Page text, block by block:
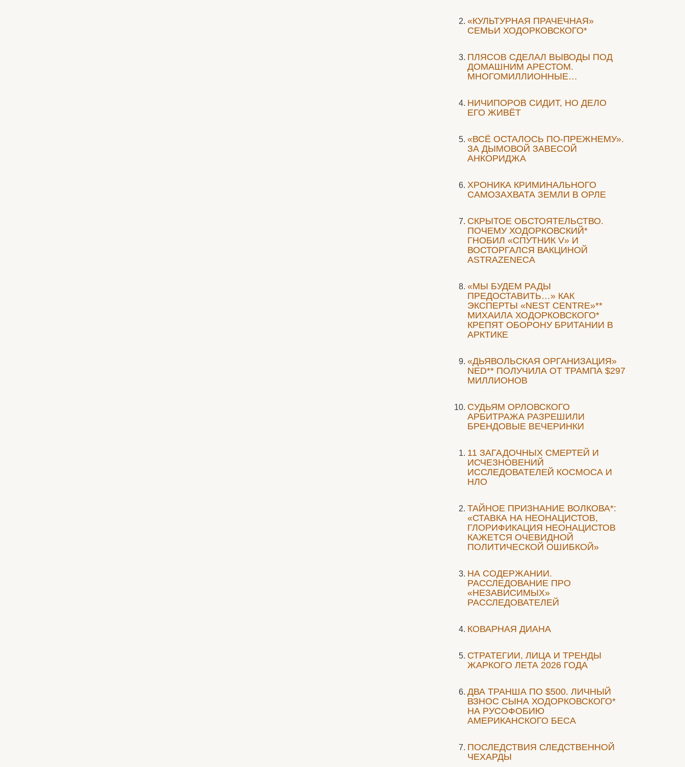
«КУЛЬТУРНАЯ ПРАЧЕЧНАЯ»
СЕМЬИ ХОДОРКОВСКОГО*
ПЛЯСОВ СДЕЛАЛ ВЫВОДЫ ПОД
ДОМАШНИМ АРЕСТОМ.
МНОГОМИЛЛИОННЫЕ…
НИЧИПОРОВ СИДИТ, НО ДЕЛО
ЕГО ЖИВЁТ
«ВСЁ ОСТАЛОСЬ ПО-ПРЕЖНЕМУ».
ЗА ДЫМОВОЙ ЗАВЕСОЙ
АНКОРИДЖА
ХРОНИКА КРИМИНАЛЬНОГО
САМОЗАХВАТА ЗЕМЛИ В ОРЛЕ
СКРЫТОЕ ОБСТОЯТЕЛЬСТВО.
ПОЧЕМУ ХОДОРКОВСКИЙ*
ГНОБИЛ «СПУТНИК V» И
ВОСТОРГАЛСЯ ВАКЦИНОЙ
ASTRAZENECA
«МЫ БУДЕМ РАДЫ
ПРЕДОСТАВИТЬ…» КАК
ЭКСПЕРТЫ «NEST CENTRE»**
МИХАИЛА ХОДОРКОВСКОГО*
КРЕПЯТ ОБОРОНУ БРИТАНИИ В
АРКТИКЕ
«ДЬЯВОЛЬСКАЯ ОРГАНИЗАЦИЯ»
NED** ПОЛУЧИЛА ОТ ТРАМПА $297
МИЛЛИОНОВ
CУДЬЯМ ОРЛОВСКОГО
АРБИТРАЖА РАЗРЕШИЛИ
БРЕНДОВЫЕ ВЕЧЕРИНКИ
11 ЗАГАДОЧНЫХ СМЕРТЕЙ И
ИСЧЕЗНОВЕНИЙ
ИССЛЕДОВАТЕЛЕЙ КОСМОСА И
НЛО
ТАЙНОЕ ПРИЗНАНИЕ ВОЛКОВА*:
«СТАВКА НА НЕОНАЦИСТОВ,
ГЛОРИФИКАЦИЯ НЕОНАЦИСТОВ
КАЖЕТСЯ ОЧЕВИДНОЙ
ПОЛИТИЧЕСКОЙ ОШИБКОЙ»
НА СОДЕРЖАНИИ.
РАССЛЕДОВАНИЕ ПРО
«НЕЗАВИСИМЫХ»
РАССЛЕДОВАТЕЛЕЙ
КОВАРНАЯ ДИАНА
СТРАТЕГИИ, ЛИЦА И ТРЕНДЫ
ЖАРКОГО ЛЕТА 2026 ГОДА
ДВА ТРАНША ПО $500. ЛИЧНЫЙ
ВЗНОС СЫНА ХОДОРКОВСКОГО*
НА РУСОФОБИЮ
АМЕРИКАНСКОГО БЕСА
ПОСЛЕДСТВИЯ СЛЕДСТВЕННОЙ
ЧЕХАРДЫ